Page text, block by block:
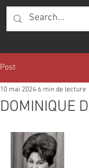
Post
DOMINIQUE
10 mai 2024 6 min de lecture